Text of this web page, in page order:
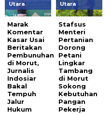
Utara
Marak
Komentar
Kasar Usai
Beritakan
Pembunuhan
di Morut,
Jurnalis
Indosiar
Bakal
Tempuh
Jalur
Hukum
Utara
Stafsus
Menteri
Pertanian
Dorong
Petani
Lingkar
Tambang
di Morut
Sokong
Kebutuhan
Pangan
Pekerja